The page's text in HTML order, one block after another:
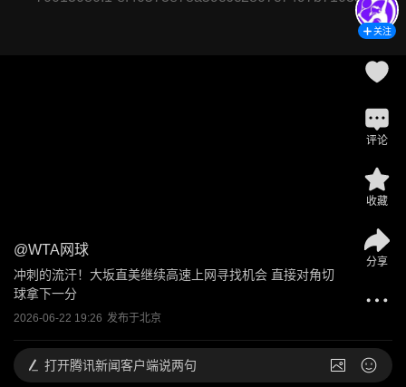
@WTA网球
冲刺的流汗！大坂直美继续高速上网寻找机会 直接对角切
球拿下一分
2026-06-22 19:26 发布于北京
关注
评论
收藏
分享
打开腾讯新闻客户端说两句